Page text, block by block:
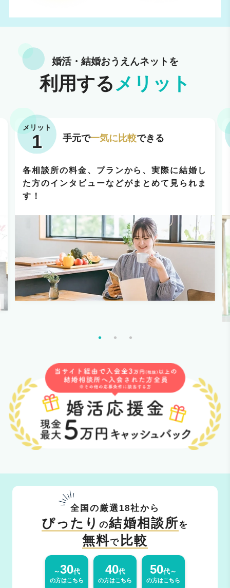
婚活・結婚おうえんネットを
利用するメリット
メリット
1 手元で一気に比較できる
各相談所の料金、プランから、実際に結婚し
た方のインタビューなどがまとめて見られま
す！
全国の厳選18社から
ぴったりの結婚相談所を
無料で 比較
～30代
の方はこちら
40代
の方はこちら
50代～
の方はこちら